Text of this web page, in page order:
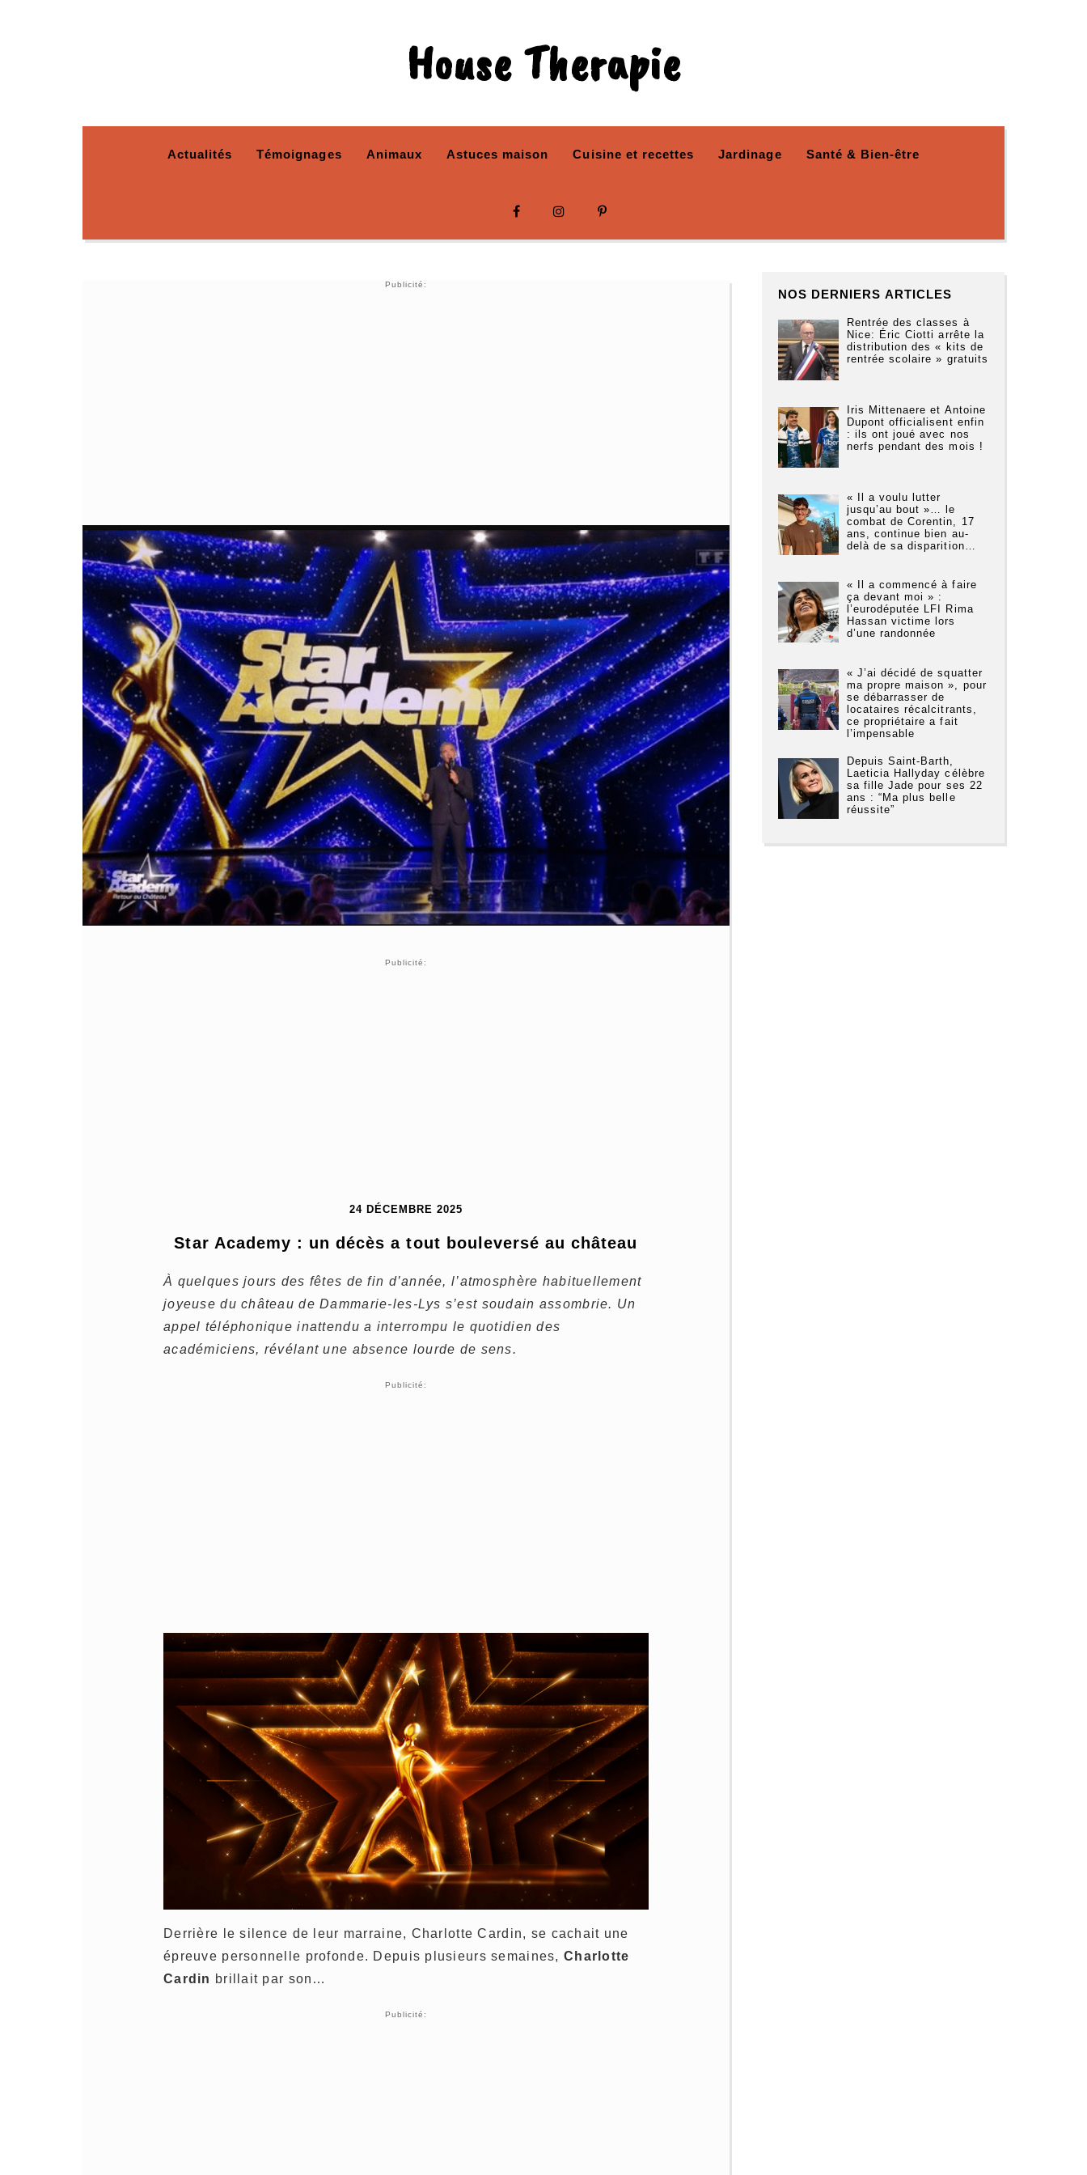
House Therapie
Actualités Témoignages Animaux Astuces maison Cuisine et recettes Jardinage Santé & Bien-être
Publicité:
Publicité:
24 DÉCEMBRE 2025
Star Academy : un décès a tout bouleversé au château
À quelques jours des fêtes de fin d’année, l’atmosphère habituellement
joyeuse du château de Dammarie-les-Lys s’est soudain assombrie. Un
appel téléphonique inattendu a interrompu le quotidien des
académiciens, révélant une absence lourde de sens.
Publicité:
Derrière le silence de leur marraine, Charlotte Cardin, se cachait une
épreuve personnelle profonde. Depuis plusieurs semaines, Charlotte
Cardin brillait par son…
Publicité:
NOS DERNIERS ARTICLES
Rentrée des classes à
Nice: Éric Ciotti arrête la
distribution des « kits de
rentrée scolaire » gratuits
Iris Mittenaere et Antoine
Dupont officialisent enfin
: ils ont joué avec nos
nerfs pendant des mois !
« Il a voulu lutter
jusqu’au bout »… le
combat de Corentin, 17
ans, continue bien au-
delà de sa disparition…
« Il a commencé à faire
ça devant moi » :
l’eurodéputée LFI Rima
Hassan victime lors
d’une randonnée
« J’ai décidé de squatter
ma propre maison », pour
se débarrasser de
locataires récalcitrants,
ce propriétaire a fait
l’impensable
Depuis Saint-Barth,
Laeticia Hallyday célèbre
sa fille Jade pour ses 22
ans : “Ma plus belle
réussite”